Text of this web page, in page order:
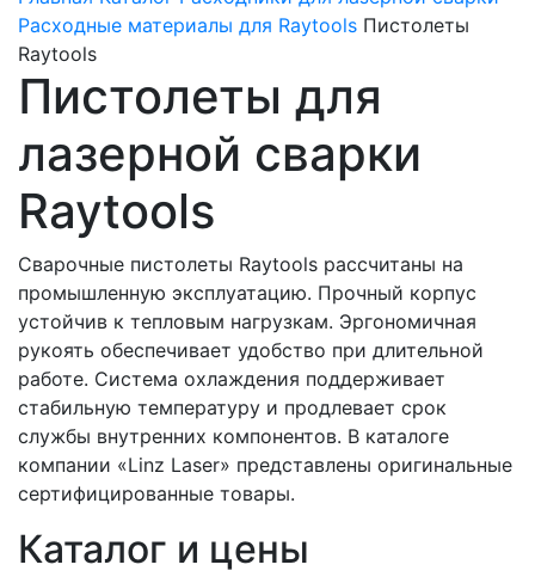
Расходные материалы для Raytools Пистолеты
Raytools
Пистолеты для
лазерной сварки
Raytools
Сварочные пистолеты Raytools рассчитаны на
промышленную эксплуатацию. Прочный корпус
устойчив к тепловым нагрузкам. Эргономичная
рукоять обеспечивает удобство при длительной
работе. Система охлаждения поддерживает
стабильную температуру и продлевает срок
службы внутренних компонентов. В каталоге
компании «Linz Laser» представлены оригинальные
сертифицированные товары.
Каталог и цены